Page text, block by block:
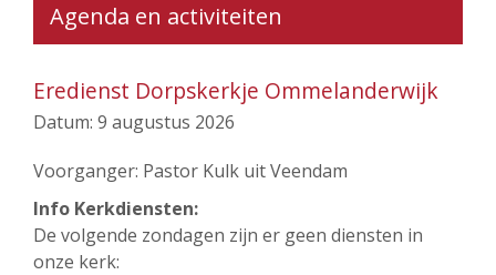
Agenda en activiteiten
Eredienst Dorpskerkje Ommelanderwijk
Datum: 9 augustus 2026
Voorganger: Pastor Kulk uit Veendam
Info Kerkdiensten:
De volgende zondagen zijn er geen diensten in
onze kerk: